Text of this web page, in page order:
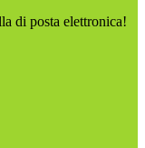
di posta elettronica!